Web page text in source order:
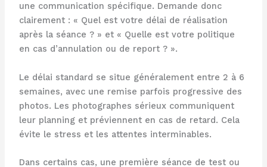
une communication spécifique. Demande donc
clairement : « Quel est votre délai de réalisation
après la séance ? » et « Quelle est votre politique
en cas d’annulation ou de report ? ».
Le délai standard se situe généralement entre 2 à 6
semaines, avec une remise parfois progressive des
photos. Les photographes sérieux communiquent
leur planning et préviennent en cas de retard. Cela
évite le stress et les attentes interminables.
Dans certains cas, une première séance de test ou